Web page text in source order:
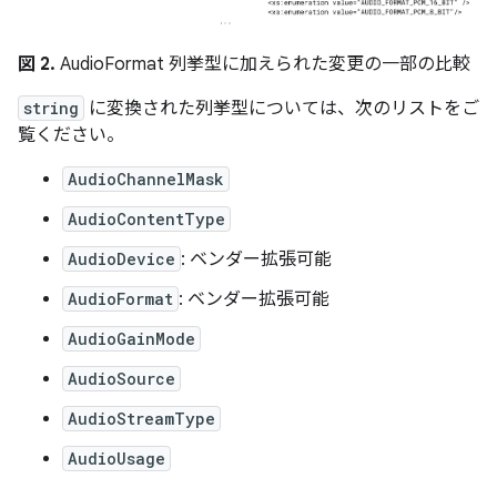
図 2. AudioFormat 列挙型に加えられた変更の一部の比較
string
に変換された列挙型については、次のリストをご
覧ください。
AudioChannelMask
AudioContentType
AudioDevice : ベンダー拡張可能
AudioFormat : ベンダー拡張可能
AudioGainMode
AudioSource
AudioStreamType
AudioUsage